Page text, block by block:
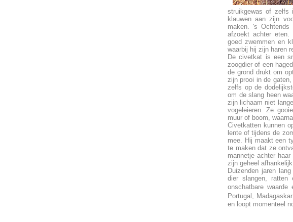
struikgewas of zelfs
klauwen aan zijn
maken. 's
afzoekt achter eten.
goed zwemmen en
waarbij hij zijn haren
De civetkat is een
zoogdier of een
de grond drukt om
zijn prooi in de
zelfs op de
om de slang heen
zijn lichaam niet
vogeleieren. Ze
muur of boom,
Civetkatten kunnen
lente of tijdens de
mee. Hij maakt een
te maken dat ze
mannetje achter
zijn geheel
Duizenden jaren
dier slangen,
onschatbare
Portugal,
en loopt momenteel